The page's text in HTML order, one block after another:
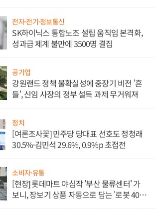
전자·전기·정보통신
SK하이닉스 통합노조 설립 움직임 본격화,
성과급 체계 불만에 3500명 결집
공기업
강원랜드 정책 불확실성에 중장기 비전 '흔
들', 신임 사장의 정부 설득 과제 무거워져
정치
[여론조사꽃] 민주당 당대표 선호도 정청래
30.5%·김민석 29.6%, 0.9%p 초접전
소비자·유통
[현장] 롯데마트 야심작 '부산 물류센터' 가
보니, 장보기 상품 자동으로 담는 '로봇 400